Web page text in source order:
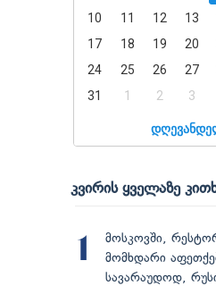
10
11 12 13
17
18 19 20
24
25 26 27
31
1 2 3
კვირის ყველაზე
1
მოსკოვში,
მომხდარი
სავარაუდოდ,